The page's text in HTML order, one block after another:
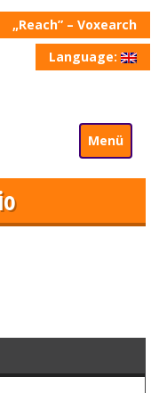
„Reach” – Voxearch
Language:
Menü